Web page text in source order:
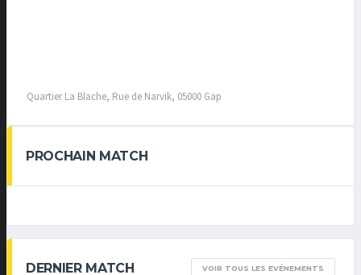
Quartier La Blache, Rue de Narvik, 05000 Gap
PROCHAIN MATCH
DERNIER MATCH VOIR TOUS LES EVÉNEMENTS